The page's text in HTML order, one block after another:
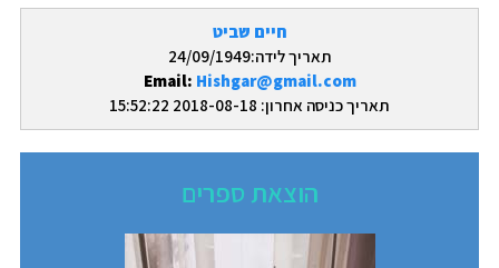
חיים שביט
תאריך לידה:24/09/1949
Email: Hishgar@gmail.com
תאריך כניסה אחרון: 2018-08-18 15:52:22
הוצאת ספרים